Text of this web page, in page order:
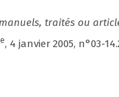
traités ou
, 4 janvier 2005, n°03-